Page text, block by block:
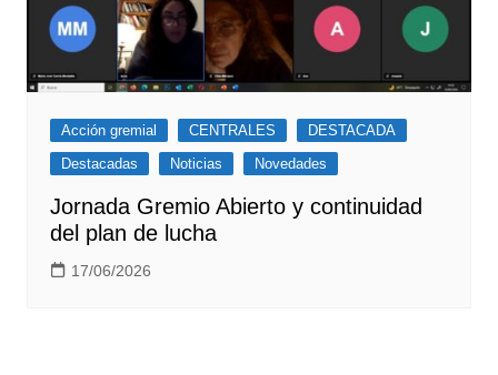
Acción gremial CENTRALES
DESTACADA
Destacadas
Noticias Novedades
Jornada Gremio Abierto y continuidad
del plan de lucha
17/06/2026